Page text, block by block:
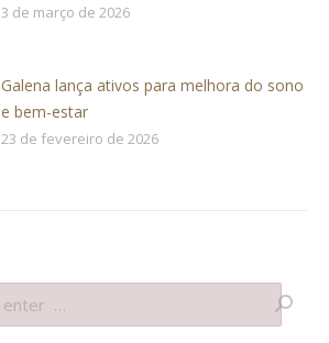
3 de março de 2026
Galena lança ativos para melhora do sono
e bem-estar
23 de fevereiro de 2026